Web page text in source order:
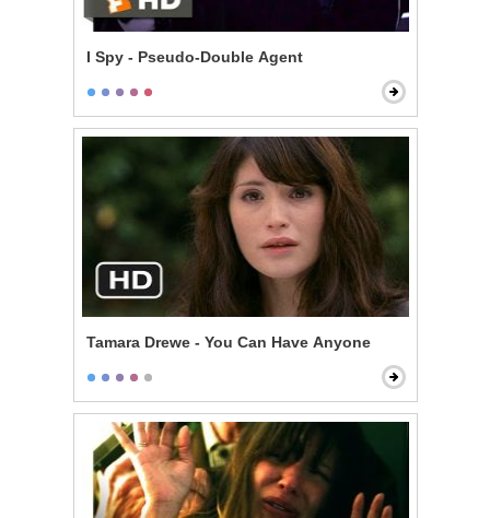
I Spy - Pseudo-Double Agent
Tamara Drewe - You Can Have Anyone